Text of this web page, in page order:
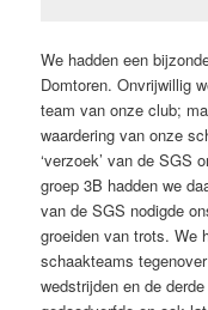
We hadden een
Domtoren. Onvrijwillig
team van onze club;
waardering van onze
‘verzoek’ van de SGS
groep 3B had­den we
van de SGS nodigde
groeiden van trots. We
schaakteams
wedstrijden en de